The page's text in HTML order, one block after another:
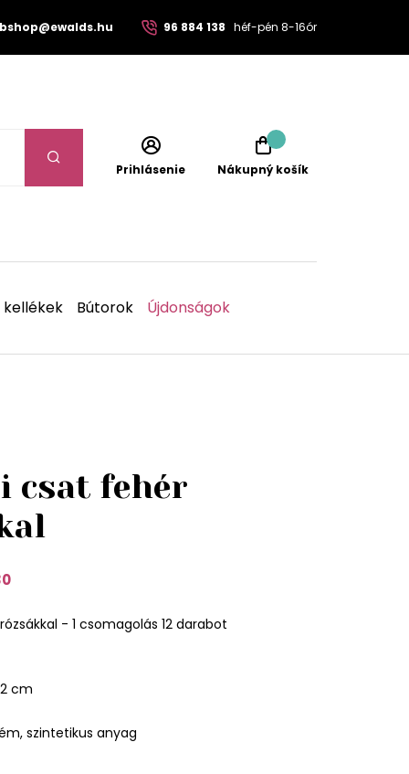
96 884 138 héf-pén 8-16ór
Prihlásenie Nákupný košík
kellékek Bútorok Újdonságok
csat fehér
- 1 csomagolás 12 darabot
cm
szintetikus anyag